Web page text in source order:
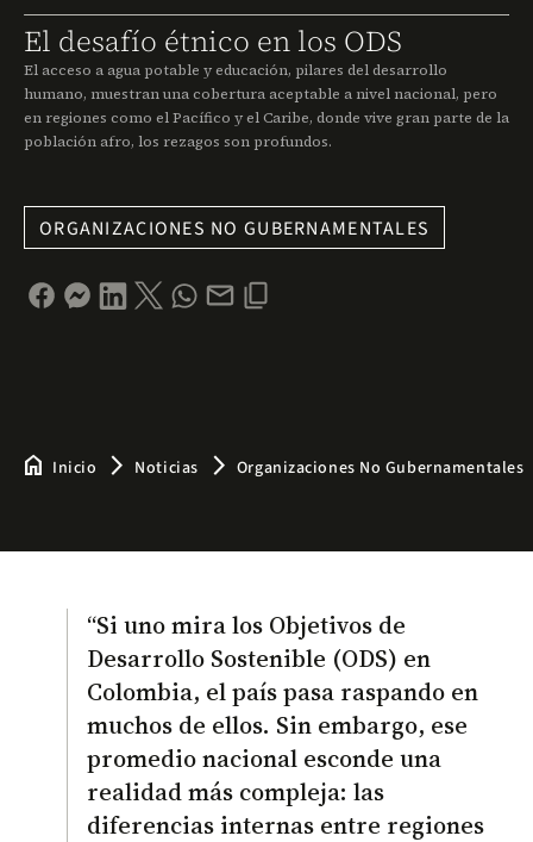
El desafío étnico en los ODS
El acceso a agua potable y educación, pilares del desarrollo
humano, muestran una cobertura aceptable a nivel nacional, pero
en regiones como el Pacífico y el Caribe, donde vive gran parte de la
población afro, los rezagos son profundos.
ORGANIZACIONES NO GUBERNAMENTALES
home Inicio arrow_forward_ios Noticias arrow_forward_ios Organizaciones No Gubernamentales
“Si uno mira los Objetivos de
Desarrollo Sostenible (ODS) en
Colombia, el país pasa raspando en
muchos de ellos. Sin embargo, ese
promedio nacional esconde una
realidad más compleja: las
diferencias internas entre regiones